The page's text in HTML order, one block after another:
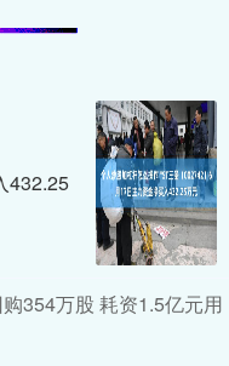
432.25
354万股 耗资1.5亿元用